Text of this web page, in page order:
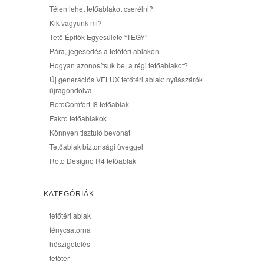
Télen lehet tetőablakot cserélni?
Kik vagyunk mi?
Tető Építők Egyesülete “TEGY”
Pára, jegesedés a tetőtéri ablakon
Hogyan azonosítsuk be, a régi tetőablakot?
Új generációs VELUX tetőtéri ablak: nyílászárók
újragondolva
RotoComfort I8 tetőablak
Fakro tetőablakok
Könnyen tisztuló bevonat
Tetőablak biztonsági üveggel
Roto Designo R4 tetőablak
KATEGÓRIÁK
tetőtéri ablak
fénycsatorna
hőszigetelés
tetőtér